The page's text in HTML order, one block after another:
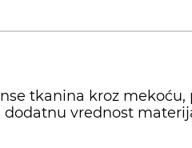
tkanina kroz mekoću,
vrednost